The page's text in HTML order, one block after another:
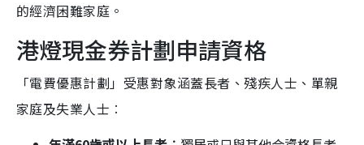
的經濟困難家庭。
港燈現金券計劃申請資格
「電費優惠計劃」受惠對象涵蓋長者、殘疾人士、單親
家庭及失業人士︰